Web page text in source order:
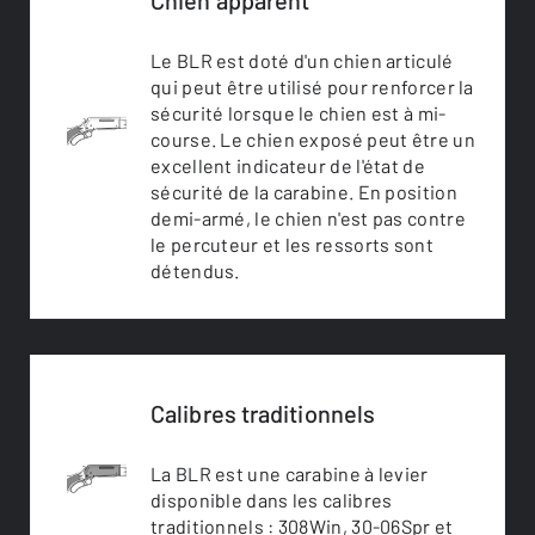
Le BLR est doté d'un chien articulé
qui peut être utilisé pour renforcer la
sécurité lorsque le chien est à mi-
course. Le chien exposé peut être un
excellent indicateur de l'état de
sécurité de la carabine. En position
demi-armé, le chien n'est pas contre
le percuteur et les ressorts sont
détendus.
Calibres traditionnels
La BLR est une carabine à levier
disponible dans les calibres
traditionnels : 308Win, 30-06Spr et